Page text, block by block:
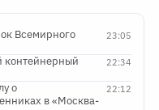
23:05
Всемирного
22:34
контейнерный
22:12
о
в «Москва-